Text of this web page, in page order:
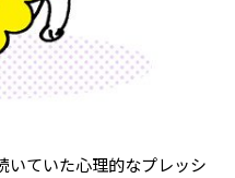
いていた心理的なプレッシ